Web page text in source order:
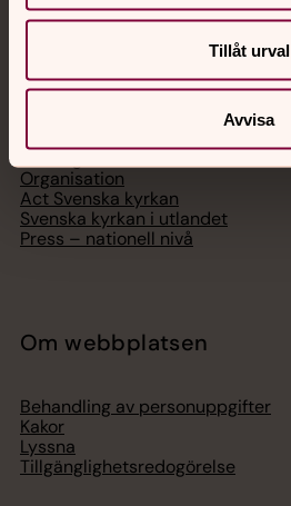
Tillåt urval
Avvisa
Hitta församling
Organisation
Act Svenska kyrkan
Svenska kyrkan i utlandet
Press – nationell nivå
Om webbplatsen
Behandling av personuppgifter
Kakor
Lyssna
Tillgänglighetsredogörelse